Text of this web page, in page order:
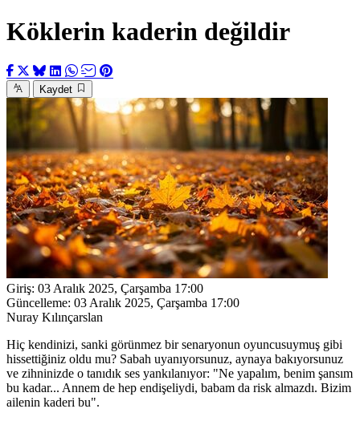
Köklerin kaderin değildir
Kaydet
Giriş: 03 Aralık 2025, Çarşamba 17:00
Güncelleme: 03 Aralık 2025, Çarşamba 17:00
Nuray Kılınçarslan
Hiç kendinizi, sanki görünmez bir senaryonun oyuncusuymuş gibi
hissettiğiniz oldu mu? Sabah uyanıyorsunuz, aynaya bakıyorsunuz
ve zihninizde o tanıdık ses yankılanıyor: "Ne yapalım, benim şansım
bu kadar... Annem de hep endişeliydi, babam da risk almazdı. Bizim
ailenin kaderi bu".